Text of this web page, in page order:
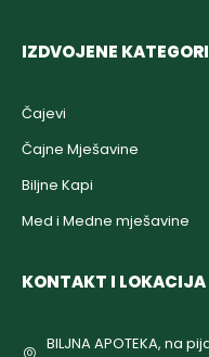
IZDVOJENE
Čajevi
Čajne Mješavine
Biljne Kapi
Med i Medne mješavine
KONTAKT I LOKACIJA
BILJNA APOTEKA, na